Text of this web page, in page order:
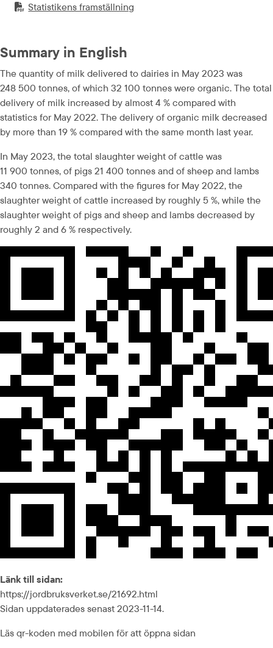
PDF-fil.
Statistikens framställning
pdf, 194.5 kB.
Summary in English
The quantity of milk delivered to dairies in May 2023 was
248 500 tonnes, of which 32 100 tonnes were organic. The total
delivery of milk increased by almost 4 % compared with
statistics for May 2022. The delivery of organic milk decreased
by more than 19 % compared with the same month last year.
In May 2023, the total slaughter weight of cattle was
11 900 tonnes, of pigs 21 400 tonnes and of sheep and lambs
340 tonnes. Compared with the figures for May 2022, the
slaughter weight of cattle increased by roughly 5 %, while the
slaughter weight of pigs and sheep and lambs decreased by
roughly 2 and 6 % respectively.
Länk till sidan:
https://jordbruksverket.se/21692.html
Sidan uppdaterades senast 2023-11-14.
Läs qr-koden med mobilen för att öppna sidan